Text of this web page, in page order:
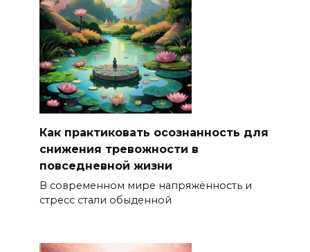
Как практиковать осознанность для
снижения тревожности в
повседневной жизни
В современном мире напряжённость и
стресс стали обыденной